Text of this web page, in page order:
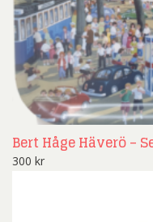
Bert Håge Häverö –
300 kr